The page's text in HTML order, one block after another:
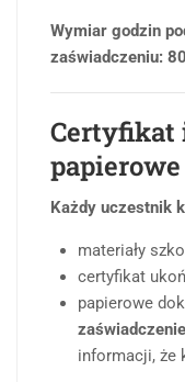
Wymiar godzin
zaświadczeniu:
Certyfikat
papierowe
Każdy uczestnik
materiały
certyfikat
papierowe
zaświadczenie
informacji, że